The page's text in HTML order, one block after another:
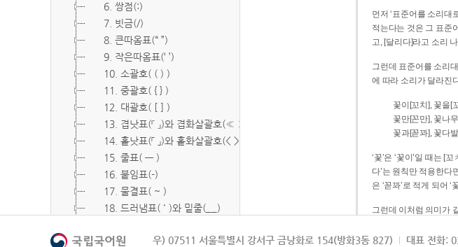
6. 쌍점(:)
7. 빗금(/)
8. 큰따옴표(“ ”)
9. 작은따옴표(‘ ’)
10. 소괄호( ( ) )
11. 중괄호( { } )
12. 대괄호( [ ] )
13. 겹낫표(『 』)와 겹화살괄호(≪ ≫)
14. 홑낫표(「 」)와 홑화살괄호(< >)
15. 줄표( ― )
16. 붙임표(-)
17. 물결표( ~ )
18. 드러냄표( ˙ )와 밑줄(__)
20. 빠짐표( □ )
먼저 ‘표준어를 소리대
적는다는 것은 그 표준어를 적을 때 발음
고, [달리다]라고 소리
그런데 표준어를 소리
에 따라 소리가 달라진
꽃이[꼬치], 꽃을[
꽃만[꼰만], 꽃나
꽃과[꼳꽈], 꽃다
‘꽃’은 ‘꽃이’일 때는 [
다’는 원칙만 적용한다면, [꼬치]로 소리 나는 말
은 ‘꼳꽈’로 적게 되어
그런데 이처럼 의미가
되게 적는 것이 의미를
우) 07511 서울특별시 강서구 금낭화로 154(방화3동 827) 대표 전화: